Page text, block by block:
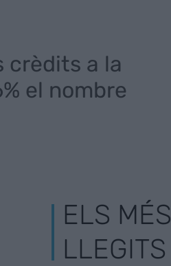
crèdits a la
el nombre
ELS MÉS
LLEGITS